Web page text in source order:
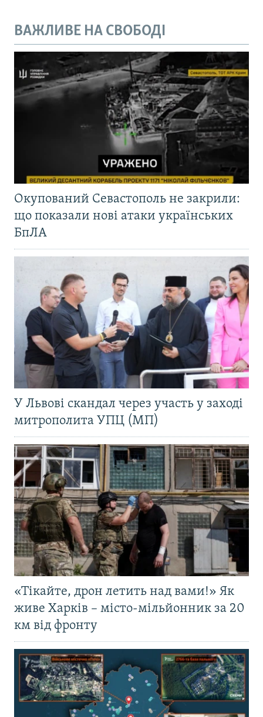
ВАЖЛИВЕ НА СВОБОДІ
Окупований Севастополь не закрили:
що показали нові атаки українських
БпЛА
У Львові скандал через участь у заході
митрополита УПЦ (МП)
«Тікайте, дрон летить над вами!» Як
живе Харків – місто-мільйонник за 20
км від фронту